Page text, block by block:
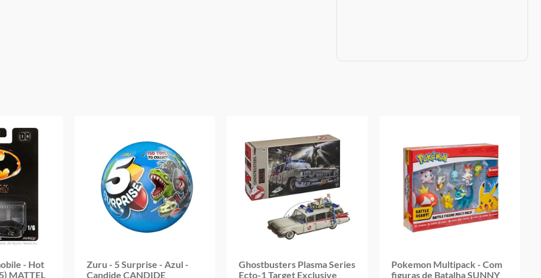
- Hot
MATTEL
Zuru - 5 Surprise - Azul -
Candide CANDIDE
Ghostbusters Plasma Series
Ecto-1 Target Exclusive
Pokemon Multipack - Com
figuras de Batalha SUNNY